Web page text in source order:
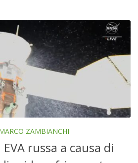
ZAMBIANCHI
russa a causa di